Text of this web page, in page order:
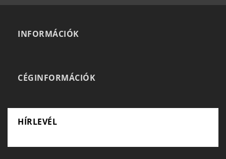
INFORMÁCIÓK
CÉGINFORMÁCIÓK
HÍRLEVÉL